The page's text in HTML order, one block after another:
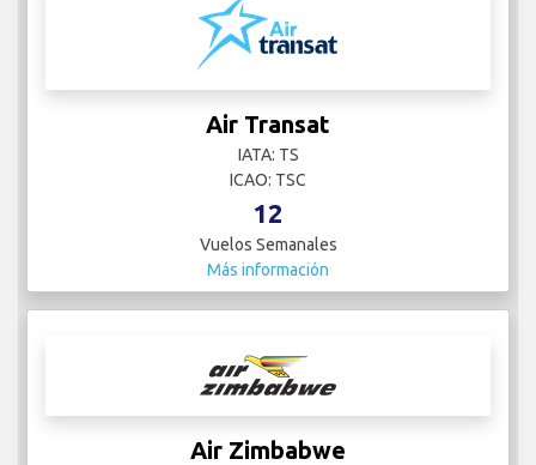
Air Transat
IATA: TS
ICAO: TSC
12
Vuelos Semanales
Más información
Air Zimbabwe